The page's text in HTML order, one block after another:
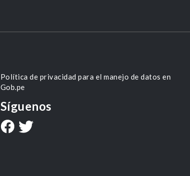
Política de privacidad para el manejo de datos en
Gob.pe
Síguenos